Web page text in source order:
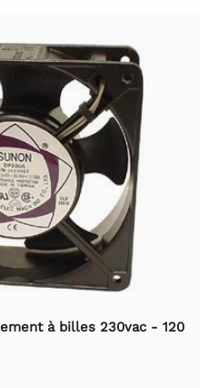
à billes 230vac - 120